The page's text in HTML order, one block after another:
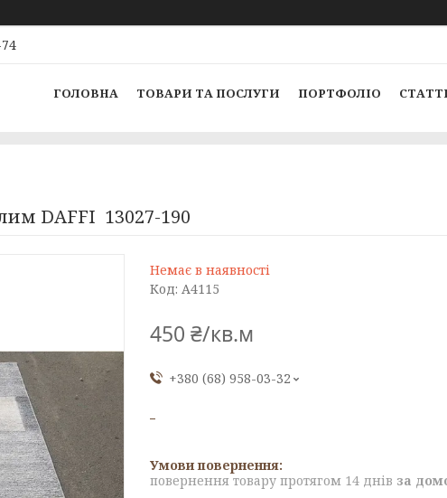
ГОЛОВНА ТОВАРИ ТА ПОСЛУГИ ПОРТФОЛІО
DAFFI 13027-190
Немає в наявності
Код: A4115
450 ₴/кв.м
+380 (68) 958-03-32
повернення товару протягом 14 днів за